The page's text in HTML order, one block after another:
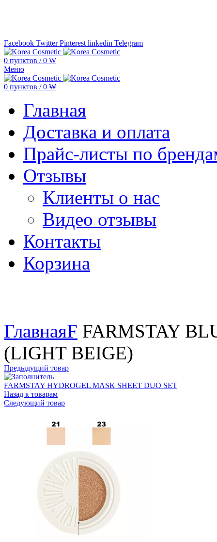
Facebook Twitter Pinterest linkedin Telegram
0 пунктов / 0 ₩
Меню
0 пунктов / 0 ₩
Главная
Доставка и оплата
Прайс-листы по
Отзывы
Клиенты о нас
Видео отзывы
Контакты
Корзина
ГлавнаяF FARMSTAY
(LIGHT BEIGE)
Предыдущий товар
FARMSTAY HYDROGEL MASK SHEET DUO SET
Назад к товарам
Следующий товар